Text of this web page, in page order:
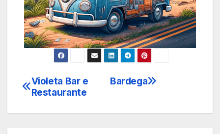
Navegação
Bardega
Violeta Bar e
Restaurante